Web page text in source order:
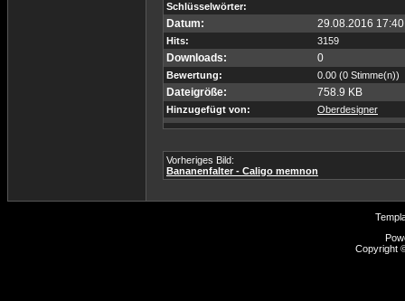
Schlüsselwörter:
Datum: 29.08.2016 17:40
Hits: 3159
Downloads: 0
Bewertung: 0.00 (0 Stimme(n))
Dateigröße: 758.9 KB
Hinzugefügt von: Oberdesigner
Vorheriges Bild:
Bananenfalter - Caligo memnon
Copyright